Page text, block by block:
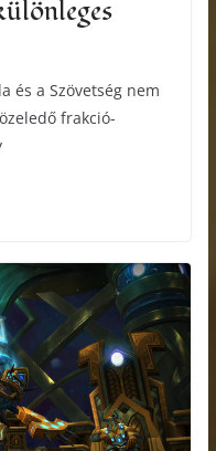
és a Szövetség nem
frakció-